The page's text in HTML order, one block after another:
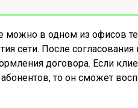
можно в одном из офисов
сети. После
договора. Если
то он сможет